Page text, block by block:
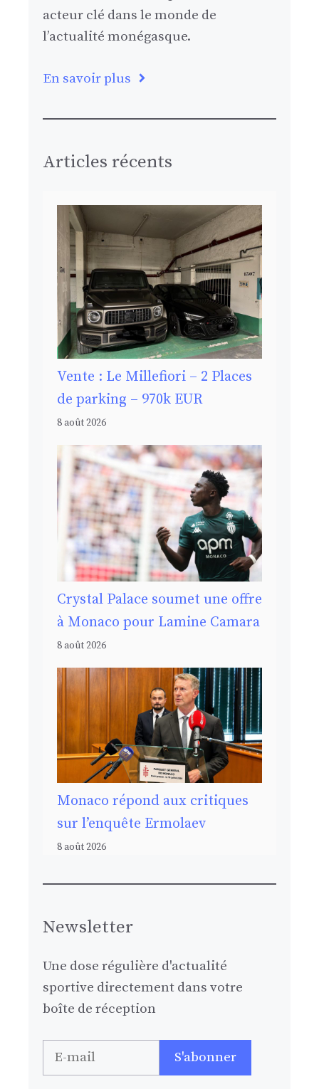
acteur clé dans le monde de
l’actualité monégasque.
En savoir plus
Articles récents
Vente : Le Millefiori – 2 Places
de parking – 970k EUR
8 août 2026
Crystal Palace soumet une offre
à Monaco pour Lamine Camara
8 août 2026
Monaco répond aux critiques
sur l’enquête Ermolaev
8 août 2026
Newsletter
Une dose régulière d'actualité
sportive directement dans votre
boîte de réception